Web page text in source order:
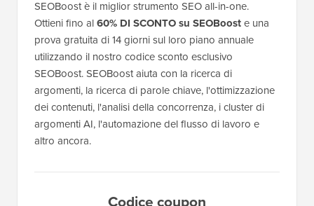
SEOBoost è il miglior strumento SEO all-in-one.
Ottieni fino al60% DI SCONTO su SEOBooste una
prova gratuita di 14 giorni sul loro piano annuale
utilizzando il nostro codice sconto esclusivo
SEOBoost. SEOBoost aiuta con la ricerca di
argomenti, la ricerca di parole chiave, l'ottimizzazione
dei contenuti, l'analisi della concorrenza, i cluster di
argomenti AI, l'automazione del flusso di lavoro e
altro ancora.
Codice coupon